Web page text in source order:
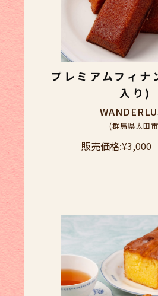
プレミアムフィナ
入り)
(群馬県太田
販売価格:¥3,000